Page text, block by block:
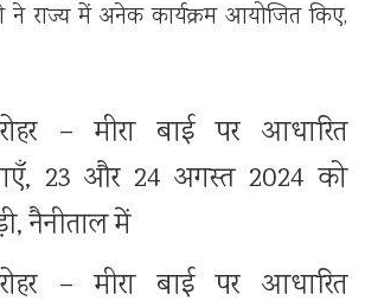
ने राज्य में अनेक कार्यक्रम आयोजित किए,
– मीरा बाई पर आधारित
23 और 24 अगस्त 2024 को
नैनीताल में
– मीरा बाई पर आधारित